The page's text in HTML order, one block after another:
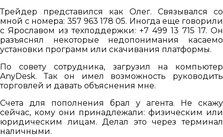
Трейдер представился как Олег. Связывался со
мной с номера: 357 963 178 05. Иногда еще говорили
с Ярославом из техподдержки: +7 499 13 715 17. Он
разъяснял некоторые недопонимания касаемо
установки программ или скачивания платформы.
По совету сотрудника, загрузил на компьютер
AnyDesk. Так он имел возможность руководить
торговлей и давать объяснения мне.
Счета для пополнения брал у агента. Не скажу
сейчас, кому они принадлежали: физическим или
юридическим лицам. Делал это через терминал
наличными.